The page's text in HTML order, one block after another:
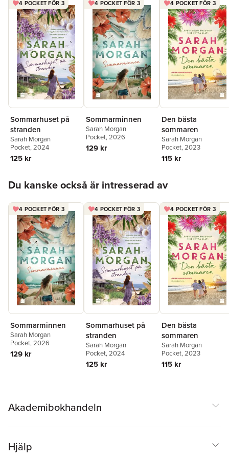
4 POCKET FÖR 3
Sommarhuset på
stranden
Sarah Morgan
Pocket, 2024
125 kr
4 POCKET FÖR 3
Sommarminnen
Sarah Morgan
Pocket, 2026
129 kr
4 POCKET FÖR 3
Den bästa
sommaren
Sarah Morgan
Pocket, 2023
115 kr
Du kanske också är intresserad av
4 POCKET FÖR 3
Sommarminnen
Sarah Morgan
Pocket, 2026
129 kr
4 POCKET FÖR 3
Sommarhuset på
stranden
Sarah Morgan
Pocket, 2024
125 kr
4 POCKET FÖR 3
Den bästa
sommaren
Sarah Morgan
Pocket, 2023
115 kr
Akademibokhandeln
Hjälp